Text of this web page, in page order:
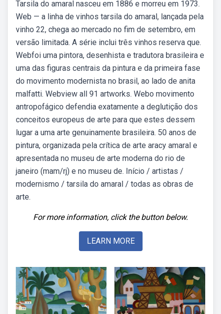
Tarsila do amaral nasceu em 1886 e morreu em 1973.
Web — a linha de vinhos tarsila do amaral, lançada pela
vinho 22, chega ao mercado no fim de setembro, em
versão limitada. A série inclui três vinhos reserva que.
Webfoi uma pintora, desenhista e tradutora brasileira e
uma das figuras centrais da pintura e da primeira fase
do movimento modernista no brasil, ao lado de anita
malfatti. Webview all 91 artworks. Webo movimento
antropofágico defendia exatamente a deglutição dos
conceitos europeus de arte para que estes dessem
lugar a uma arte genuinamente brasileira. 50 anos de
pintura, organizada pela crítica de arte aracy amaral e
apresentada no museu de arte moderna do rio de
janeiro (mam/rj) e no museu de. Início / artistas /
modernismo / tarsila do amaral / todas as obras de
arte.
For more information, click the button below.
LEARN MORE